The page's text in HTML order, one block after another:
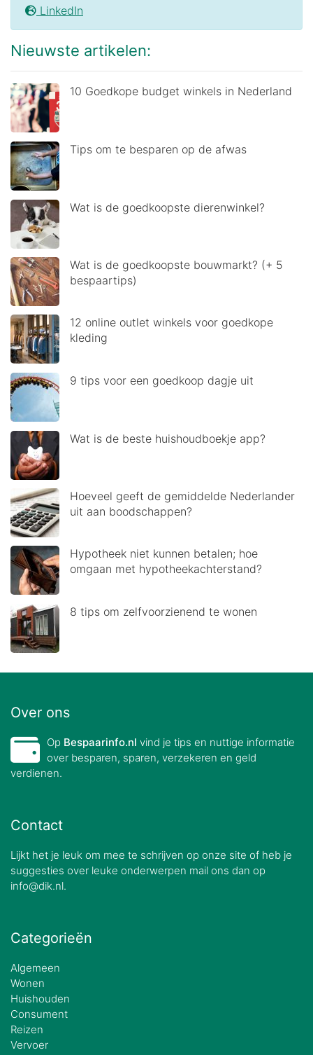
LinkedIn
Nieuwste artikelen:
10 Goedkope budget winkels in Nederland
Tips om te besparen op de afwas
Wat is de goedkoopste dierenwinkel?
Wat is de goedkoopste bouwmarkt? (+ 5
bespaartips)
12 online outlet winkels voor goedkope
kleding
9 tips voor een goedkoop dagje uit
Wat is de beste huishoudboekje app?
Hoeveel geeft de gemiddelde Nederlander
uit aan boodschappen?
Hypotheek niet kunnen betalen; hoe
omgaan met hypotheekachterstand?
8 tips om zelfvoorzienend te wonen
Over ons
Op Bespaarinfo.nl vind je tips en nuttige informatie
over besparen, sparen, verzekeren en geld
verdienen.
Contact
Lijkt het je leuk om mee te schrijven op onze site of heb je
suggesties over leuke onderwerpen mail ons dan op
info@dik.nl.
Categorieën
Algemeen
Wonen
Huishouden
Consument
Reizen
Vervoer